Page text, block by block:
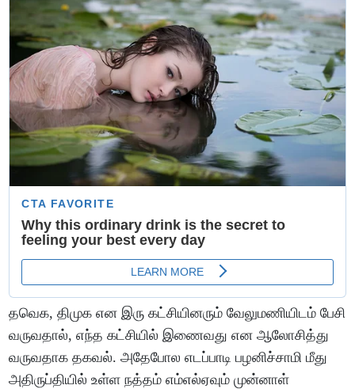
தவெக, திமுக என இரு கட்சியினரும் வேலுமணியிடம் பேசி
வருவதால், எந்த கட்சியில் இணைவது என ஆலோசித்து
வருவதாக தகவல். அதேபோல எடப்பாடி பழனிச்சாமி மீது
அதிருப்தியில் உள்ள நத்தம் எம்எல்ஏவும் முன்னாள்